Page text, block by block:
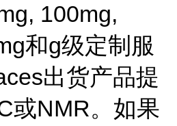
100mg,
和g级定制服
出货产品提
或NMR。如果